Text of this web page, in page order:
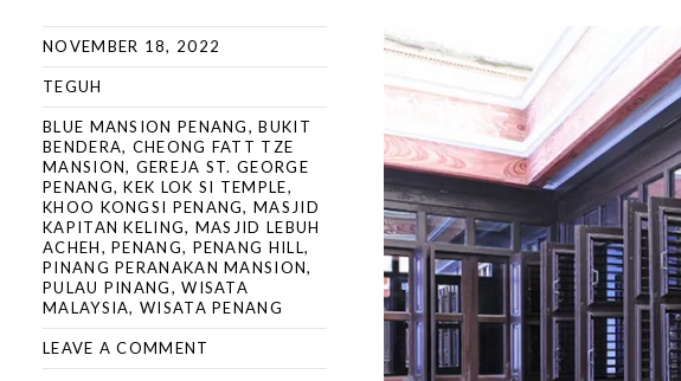
NOVEMBER 18, 2022
TEGUH
BLUE MANSION PENANG,BUKIT
BENDERA, CHEONG FATT TZE
MANSION, GEREJA ST. GEORGE
PENANG,KEK LOK SI TEMPLE,
KHOO KONGSI PENANG,MASJID
KAPITAN KELING, MASJID LEBUH
ACHEH,PENANG, PENANG HILL,
PINANG PERANAKAN MANSION,
PULAU PINANG,WISATA
MALAYSIA,WISATA PENANG
LEAVE A COMMENT